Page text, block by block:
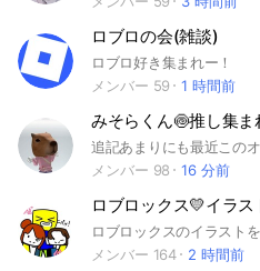
ロブロの会(雑談)
ロブロ好き集まれー！
メンバー 59
1 時間前
みそらくん🍥推し集
メンバー 98
16 分前
ロブロックス💛イラス
メンバー 164
2 時間前